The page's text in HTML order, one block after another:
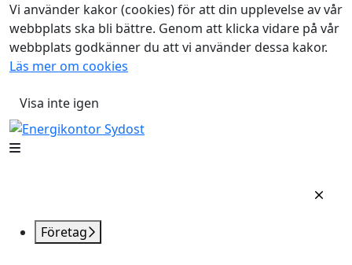
Vi använder kakor (cookies) för att din upplevelse av vår
webbplats ska bli bättre. Genom att klicka vidare på vår
webbplats godkänner du att vi använder dessa kakor.
Läs mer om cookies
Visa inte igen
Företag